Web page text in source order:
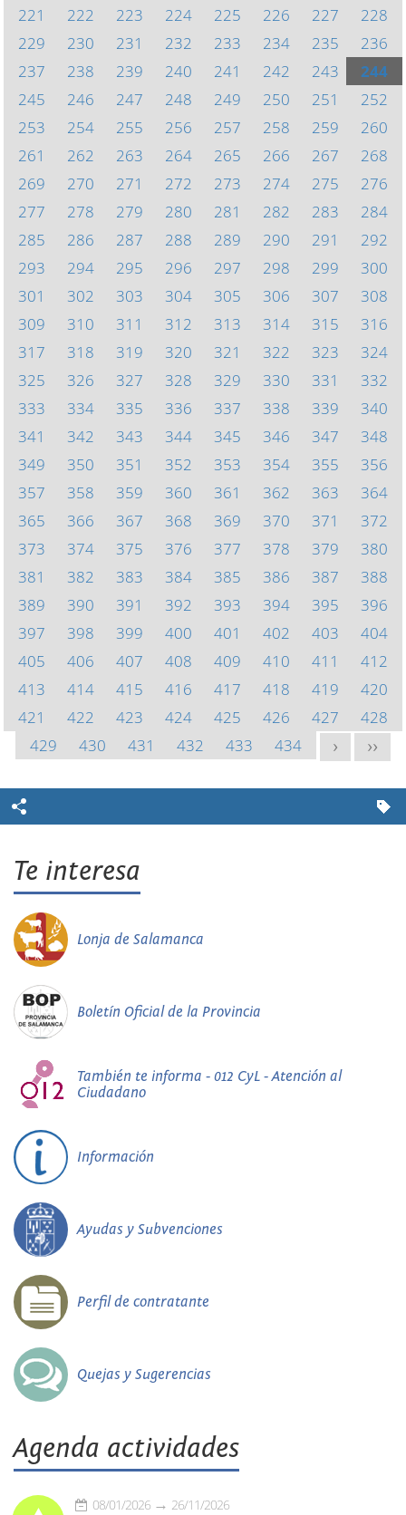
221 222 223 224 225 226 227
228
229
230 231 232 233 234 235
236
237
238 239 240 241 242 243
244
245
246 247 248 249 250 251
252
253
254 255 256 257 258 259
260
261
262 263 264 265 266 267
268
269
270 271 272 273 274 275
276
277
278 279 280 281 282 283
284
285
286 287 288 289 290 291
292
293
294 295 296 297 298 299
300
301
302 303 304 305 306 307
308
309
310 311 312 313 314 315
316
317
318 319 320 321 322 323
324
325
326 327 328 329 330 331
332
333
334 335 336 337 338 339
340
341
342 343 344 345 346 347
348
349
350 351 352 353 354 355
356
357
358 359 360 361 362 363
364
365
366 367 368 369 370 371
372
373
374 375 376 377 378 379
380
381
382 383 384 385 386 387
388
389
390 391 392 393 394 395
396
397
398 399 400 401 402 403
404
405
406 407 408 409 410 411
412
413
414 415 416 417 418 419
420
421
422 423 424 425 426 427
428
429
430 431 432 433 434 > >>
Te interesa
Lonja de Salamanca
Boletín Oficial de la Provincia
También te informa - 012 CyL - Atención al
Ciudadano
Información
Ayudas y Subvenciones
Perfil de contratante
Quejas y Sugerencias
Agenda actividades
08/01/2026 26/11/2026